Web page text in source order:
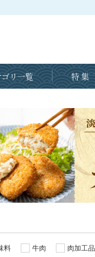
ゴリ一覧 特 集
料 牛肉 肉加工品